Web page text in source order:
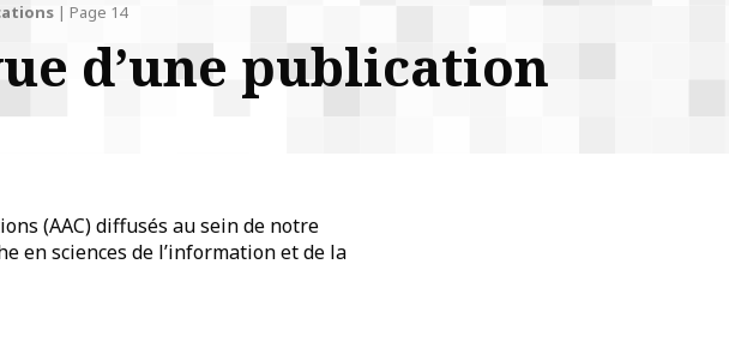
| Page 14
d’une publication
(AAC) diffusés au sein de notre
en sciences de l’information et de la